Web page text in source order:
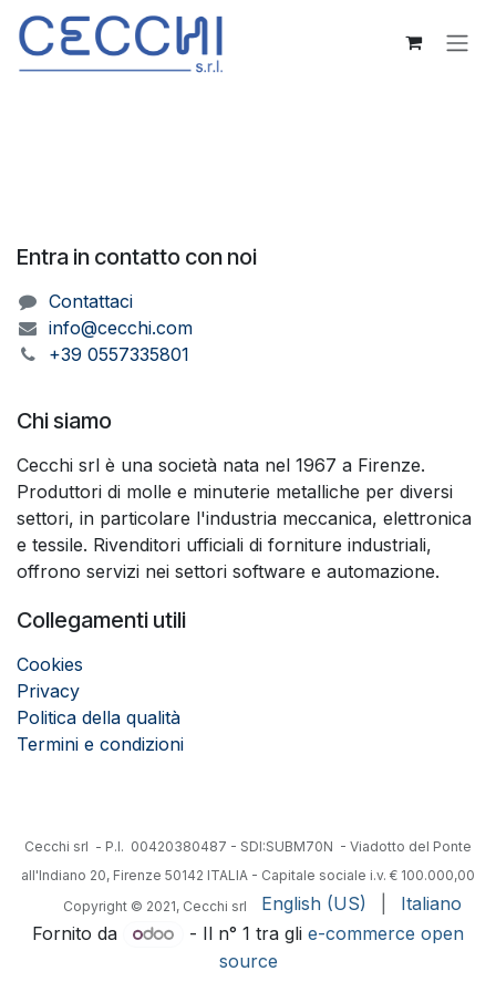
Passa al contenuto
Entra in contatto con noi
Contattaci
info@cecchi.com
+39 0557335801
Chi siamo
Cecchi srl è una società nata nel 1967 a Firenze.
Produttori di molle e minuterie metalliche per diversi
settori, in particolare l'industria meccanica, elettronica
e tessile. Rivenditori ufficiali di forniture industriali,
offrono servizi nei settori software e automazione.
Collegamenti utili
Cookies
Privacy
Politica della qualità
Termini e condizioni
Cecchi srl - P.I. 00420380487 - SDI:SUBM70N - Viadotto del Ponte
all'Indiano 20, Firenze 50142 ITALIA - Capitale sociale i.v. € 100.000,00
​Copyright © 2021, Cecchi srl
English (US)
Italiano
Fornito da
- Il n° 1 tra gli e-commerce open
source